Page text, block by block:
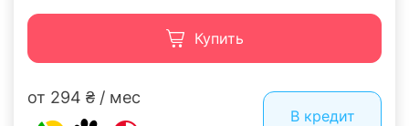
Купить
от 294 ₴ / мес
В кредит